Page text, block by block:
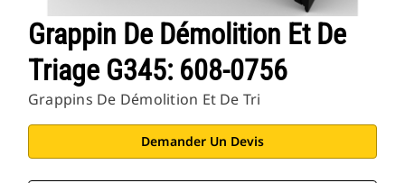
Grappin De Démolition Et De
Triage G345: 608-0756
Grappins De Démolition Et De Tri
Demander Un Devis